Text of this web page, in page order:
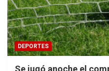
DEPORTES